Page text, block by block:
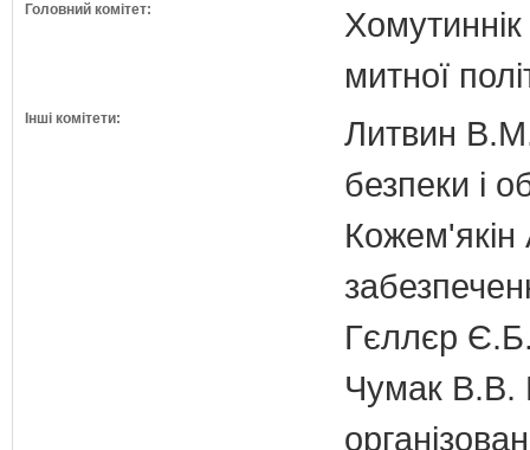
Головний комітет:
митної
Інші комітети:
Литвин В.М.
безпеки і
Кожем'якін
Гєллєр
Чумак В.В.